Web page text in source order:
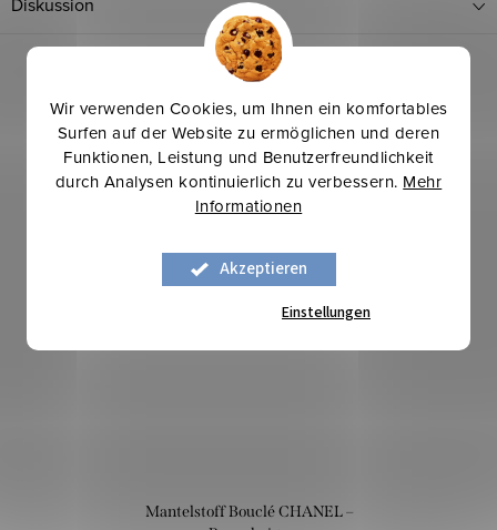
Wir verwenden Cookies, um Ihnen ein komfortables
Surfen auf der Website zu ermöglichen und deren
Funktionen, Leistung und Benutzerfreundlichkeit
durch Analysen kontinuierlich zu verbessern. Mehr
Informationen
Akzeptieren
Einstellungen
Mehr für weniger
-7 %
Mantelstoff Bouclé CHANEL –